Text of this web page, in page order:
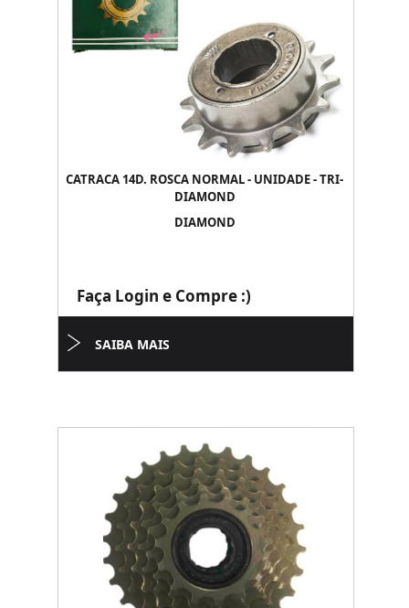
CATRACA 14D. ROSCA NORMAL - UNIDADE - TRI-
DIAMOND
DIAMOND
Faça Login e Compre :)
SAIBA MAIS